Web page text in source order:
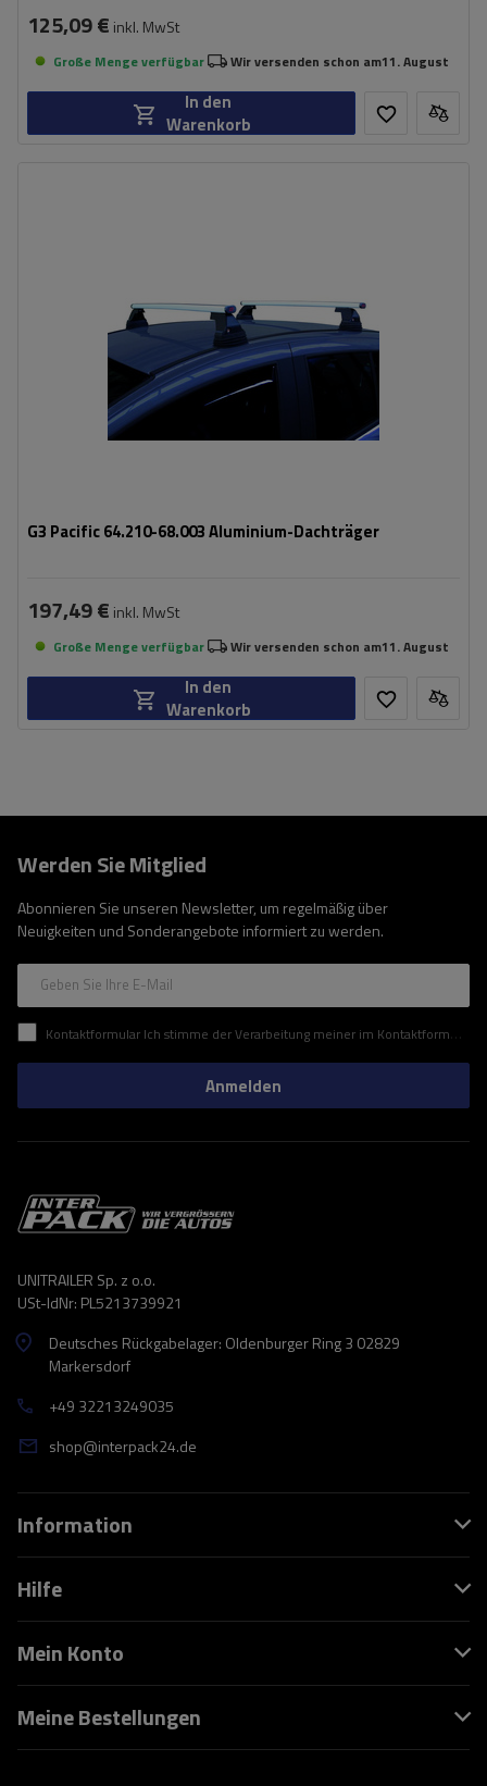
125,09 € inkl. MwSt
Große Menge verfügbar Wir versenden schon am11. August
In den
Warenkorb
G3 Pacific 64.210-68.003 Aluminium-Dachträger
197,49 € inkl. MwSt
Große Menge verfügbar Wir versenden schon am11. August
In den
Warenkorb
Werden Sie Mitglied
Abonnieren Sie unseren Newsletter, um regelmäßig über
Neuigkeiten und Sonderangebote informiert zu werden.
Geben Sie Ihre E-Mail
Kontaktformular Ich stimme der Verarbeitung meiner im Kontaktformular enthaltenen personenbezogenen Daten gemäß der Verordnung (EU) des Europäischen Parlaments und des Rates zu.
Anmelden
UNITRAILER Sp. z o.o.
USt-IdNr: PL5213739921
Deutsches Rückgabelager: Oldenburger Ring 3 02829
Markersdorf
+49 32213249035
shop@interpack24.de
Information
Hilfe
Mein Konto
Meine Bestellungen